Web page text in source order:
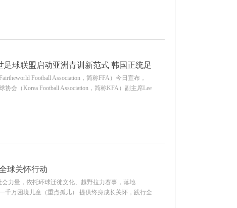
足球联盟启动亚洲青训新范式 韩国正统足
Football Association，简称FFA）今日宣布，
协会（Korea Football Association，简称KFA）副主席Lee
球关怀行动
力量，依托环球迁徙文化、越野拉力赛事，落地
千万困境儿童（重点孤儿） 提供终身成长关怀，践行全